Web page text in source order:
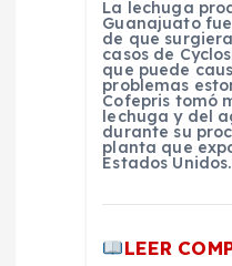
La lechuga
Guanajuato
de que
casos de
que puede
problemas
Cofepris tomó
lechuga y del
durante su
planta que
Estados
LEER